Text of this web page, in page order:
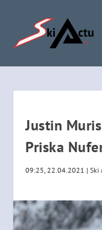
Justin
Priska
09:25, 22.04.2021 |Ski